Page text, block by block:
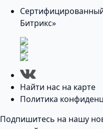
Битрикс»
Найти нас на карте
Политика
Подпишитесь на нашу